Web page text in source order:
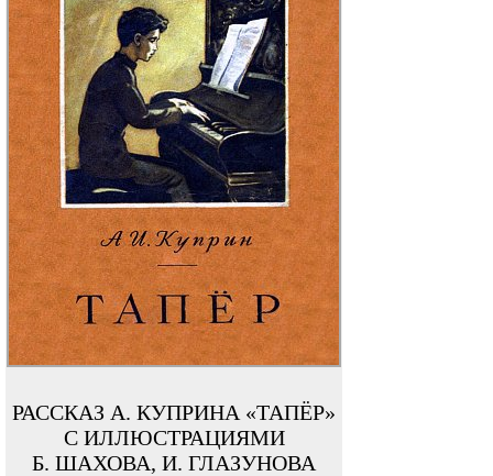
РАССКАЗ А. КУПРИНА «ТАПЁР»
С ИЛЛЮСТРАЦИЯМИ
Б. ШАХОВА, И. ГЛАЗУНОВА